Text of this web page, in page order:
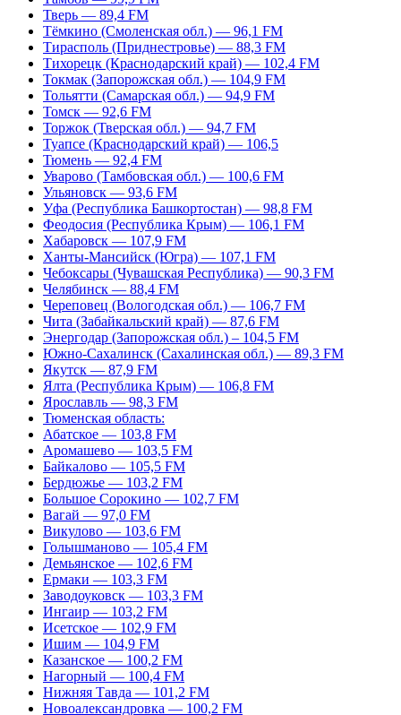
Тверь — 89,4 FM
Тёмкино (Смоленская обл.) — 96,1 FM
Тирасполь (Приднестровье) — 88,3 FM
Тихорецк (Краснодарский край) — 102,4 FM
Токмак (Запорожская обл.) — 104,9 FM
Тольятти (Самарская обл.) — 94,9 FM
Томск — 92,6 FM
Торжок (Тверская обл.) — 94,7 FM
Туапсе (Краснодарский край) — 106,5
Тюмень — 92,4 FM
Уварово (Тамбовская обл.) — 100,6 FM
Ульяновск — 93,6 FM
Уфа (Республика Башкортостан) — 98,8 FM
Феодосия (Республика Крым) — 106,1 FM
Хабаровск — 107,9 FM
Ханты-Мансийск (Югра) — 107,1 FM
Чебоксары (Чувашская Республика) — 90,3 FM
Челябинск — 88,4 FM
Череповец (Вологодская обл.) — 106,7 FM
Чита (Забайкальский край) — 87,6 FM
Энергодар (Запорожская обл.) – 104,5 FM
Южно-Сахалинск (Сахалинская обл.) — 89,3 FM
Якутск — 87,9 FM
Ялта (Республика Крым) — 106,8 FM
Ярославль — 98,3 FM
Тюменская область:
Абатское — 103,8 FM
Аромашево — 103,5 FM
Байкалово — 105,5 FM
Бердюжье — 103,2 FM
Большое Сорокино — 102,7 FM
Вагай — 97,0 FM
Викулово — 103,6 FM
Голышманово — 105,4 FM
Демьянское — 102,6 FM
Ермаки — 103,3 FM
Заводоуковск — 103,3 FM
Ингаир — 103,2 FM
Исетское — 102,9 FM
Ишим — 104,9 FM
Казанское — 100,2 FM
Нагорный — 100,4 FM
Нижняя Тавда — 101,2 FM
Новоалександровка — 100,2 FM